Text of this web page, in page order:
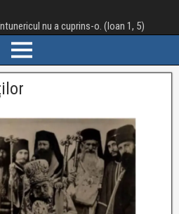
nu a cuprins-o. (Ioan 1, 5)